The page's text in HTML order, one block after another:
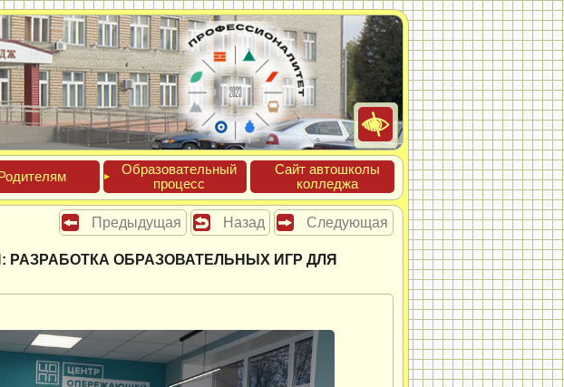
Обра­зова­тель­ный
про­цесс
Сайт ав­тошко­лы
кол­леджа
Предыдущая Назад Следующая
ОБРАЗОВАТЕЛЬНЫХ ИГР ДЛЯ